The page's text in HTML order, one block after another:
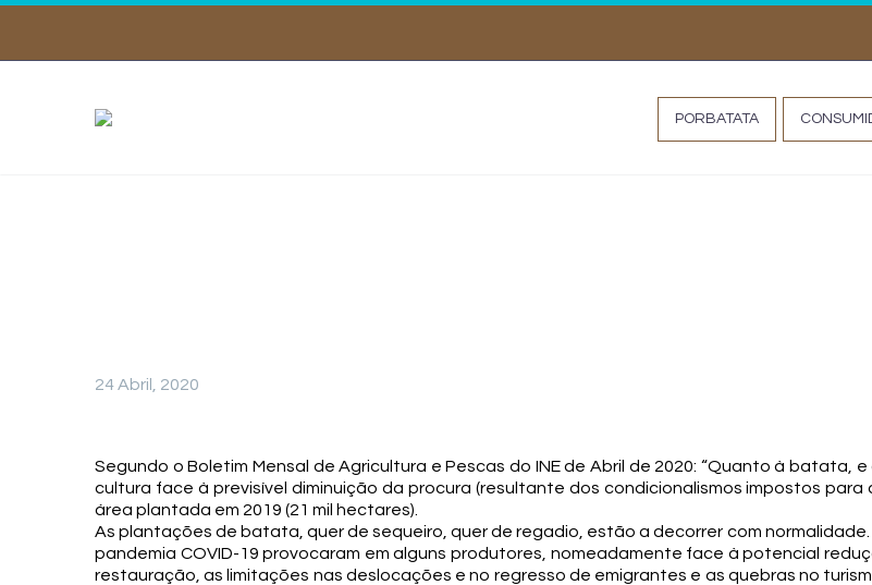
PORBATATA
24 Abril, 2020
Segundo o Boletim Mensal de Agricultura e Pescas do INE de Abril de 2020: “Quanto à
cultura face à previsível diminuição da procura (resultante dos condicionalismos impostos
área plantada em 2019 (21 mil hectares).
As plantações de batata, quer de sequeiro, quer de regadio, estão a decorrer com
pandemia COVID-19 provocaram em alguns produtores, nomeadamente face à potencial
restauração, as limitações nas deslocações e no regresso de emigrantes e as quebras no